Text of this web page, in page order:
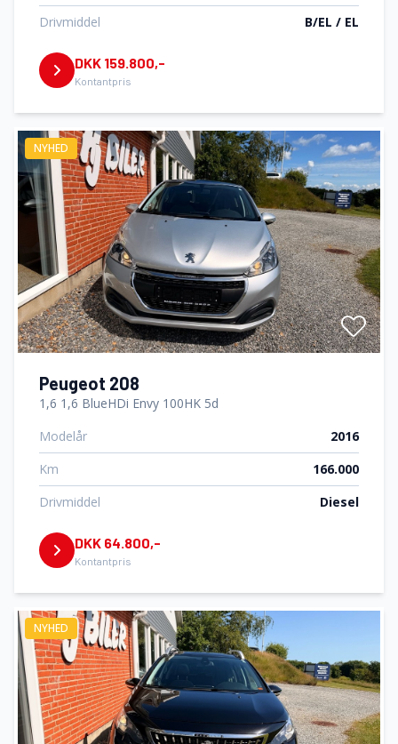
Drivmiddel
B/EL / EL
DKK 159.800,-
Kontantpris
NYHED
Peugeot 208
1,6 1,6 BlueHDi Envy 100HK 5d
Modelår
2016
Km
166.000
Drivmiddel
Diesel
DKK 64.800,-
Kontantpris
NYHED